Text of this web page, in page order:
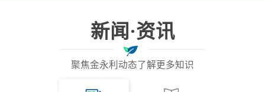
新闻·资讯
聚焦金永利动态了解更多知识